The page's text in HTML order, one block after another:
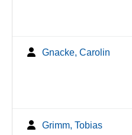
Gnacke, Carolin
Grimm, Tobias